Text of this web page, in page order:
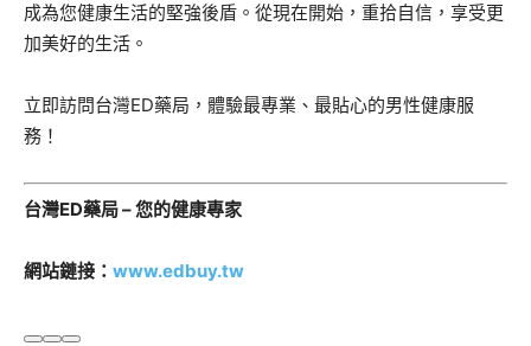
成為您健康生活的堅強後盾。從現在開始，重拾自信，享受更
加美好的生活。
立即訪問台灣ED藥局，體驗最專業、最貼心的男性健康服
務！
台灣ED藥局 – 您的健康專家
網站鏈接： www.edbuy.tw